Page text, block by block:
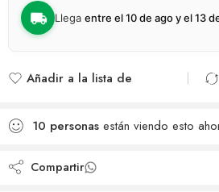
Llega entre el 10 de ago y el 13
Añadir a la lista de
Añadido a la lista de
deseos
10 personas están viendo esto
Compartir